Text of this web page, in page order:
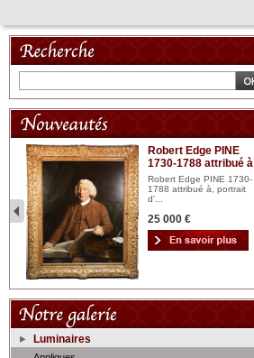
Robert Edge PINE
1730-1788 attribué à
Robert Edge PINE 1730-
1788 attribué à, portrait
d'...
25 000 €
Luminaires